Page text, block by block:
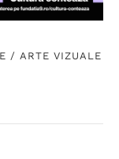
/ ARTE VIZUALE